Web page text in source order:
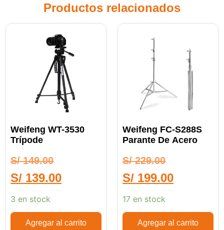
Productos relacionados
Weifeng WT-3530
Trípode
S/149.00
S/ 139.00
3 en stock
Agregar al carrito
Weifeng FC-S288S
Parante De Acero
S/229.00
S/ 199.00
17 en stock
Agregar al carrito